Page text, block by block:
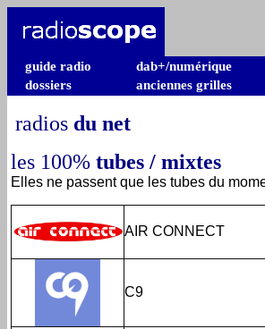
guide radio dab+/numérique
dossiers
anciennes grilles
radios du net
les 100% tubes / mixtes
Elles ne passent que les tubes du
AIR CONNECT
C9